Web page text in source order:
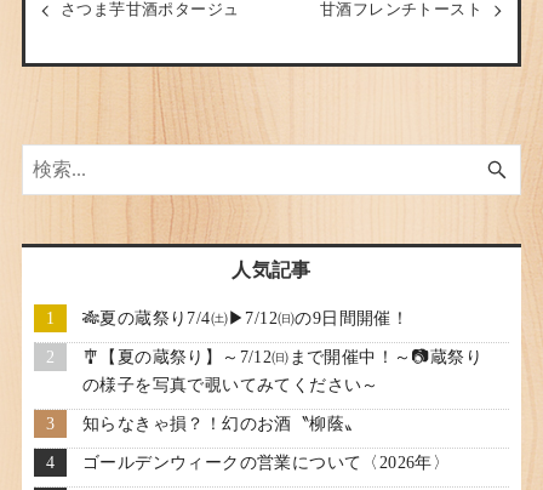
さつま芋甘酒ポタージュ 甘酒フレンチトースト
人気記事
🎋夏の蔵祭り7/4㈯▶7/12㈰の9日間開催！
🎐【夏の蔵祭り】～7/12㈰まで開催中！～📷蔵祭り
の様子を写真で覗いてみてください～
知らなきゃ損？！幻のお酒〝柳蔭〟
ゴールデンウィークの営業について〈2026年〉